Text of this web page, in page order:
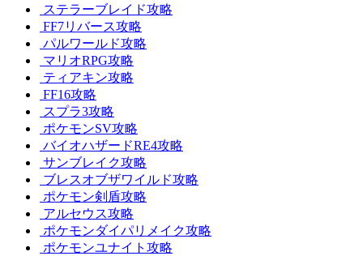
ステラーブレイド攻略
FF7リバース攻略
パルワールド攻略
マリオRPG攻略
ティアキン攻略
FF16攻略
スプラ3攻略
ポケモンSV攻略
バイオハザードRE4攻略
サンブレイク攻略
ブレスオブザワイルド攻略
ポケモン剣盾攻略
アルセウス攻略
ポケモンダイパリメイク攻略
ポケモンユナイト攻略